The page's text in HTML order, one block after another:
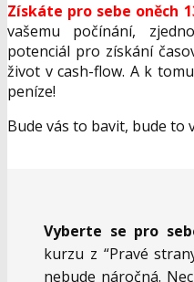
Získáte pro sebe oněch
vašemu počínání,
potenciál pro získání
život v cash-flow. A k
peníze!
Bude vás to bavit, bude to
Vyberte se pro
kurzu z “Pravé
nebude náročná.